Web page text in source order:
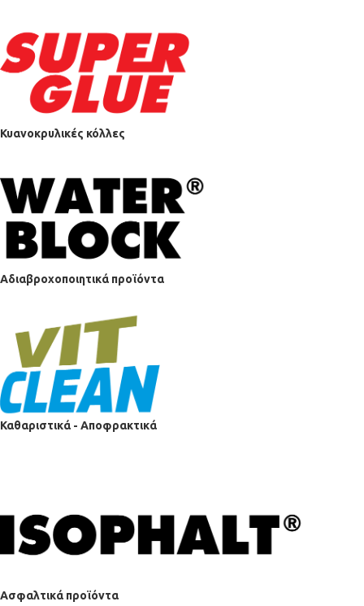
Κυανοκρυλικές κόλλες
Αδιαβροχοποιητικά προϊόντα
Καθαριστικά - Αποφρακτικά
Ασφαλτικά προϊόντα